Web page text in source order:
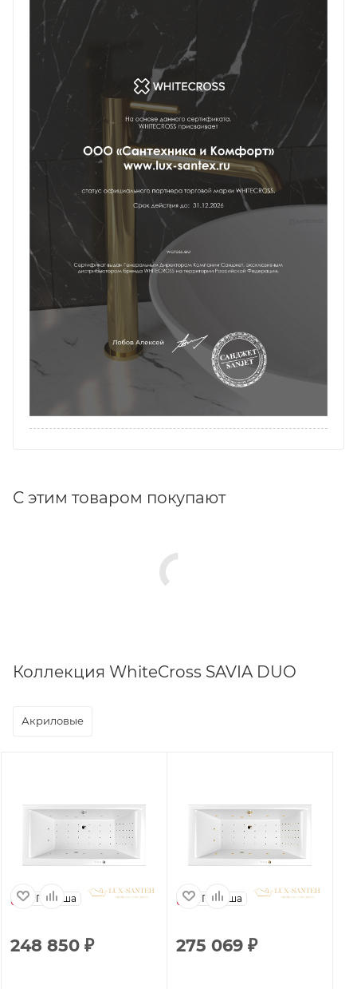
С этим товаром покупают
Коллекция WhiteCross SAVIA DUO
Акриловые
Польша
248 850 ₽
Польша
275 069 ₽